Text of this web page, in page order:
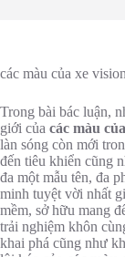
các màu của xe vision
Trong bài bác luận,
giới của các màu
làn sóng còn mới
đến tiêu khiển cũng
đa một mẫu tên, đa
minh tuyệt vời nhất
mềm, sở hữu mang
trải nghiệm khôn
khai phá cũng như